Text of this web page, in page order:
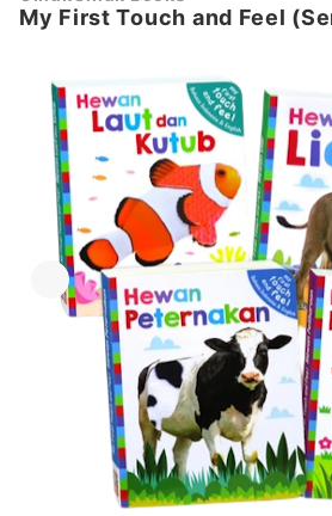
My First Touch and Feel